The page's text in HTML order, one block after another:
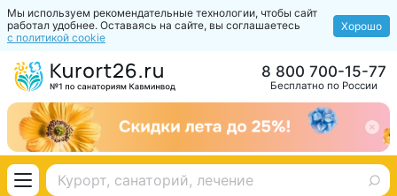
Мы используем рекомендательные технологии, чтобы сайт
работал удобнее. Оставаясь на сайте, вы соглашаетесь
с политикой cookie
Хорошо
Бесплатно по России
8 800 700-15-77